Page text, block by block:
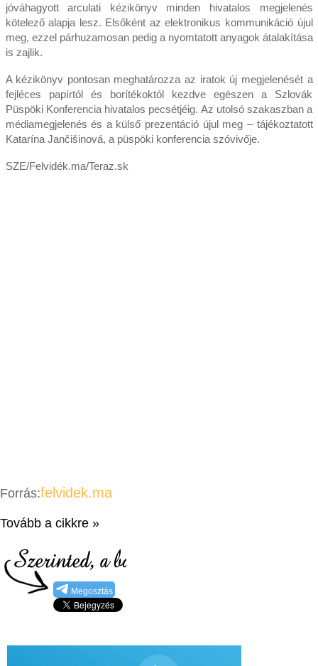
jóváhagyott arculati kézikönyv minden hivatalos megjelenés
kötelező alapja lesz. Elsőként az elektronikus kommunikáció újul
meg, ezzel párhuzamosan pedig a nyomtatott anyagok átalakítása
is zajlik.
A kézikönyv pontosan meghatározza az iratok új megjelenését a
fejléces papírtól és borítékoktól kezdve egészen a Szlovák
Püspöki Konferencia hivatalos pecsétjéig. Az utolsó szakaszban a
médiamegjelenés és a külső prezentáció újul meg – tájékoztatott
Katarína Jančišinová, a püspöki konferencia szóvivője.
SZE/Felvidék.ma/Teraz.sk
Forrás:felvidek.ma
Tovább a cikkre »
Megosztás